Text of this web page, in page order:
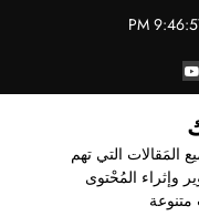
9:46:58
المَقالات التي تهم
وإثراء المُحْتوى